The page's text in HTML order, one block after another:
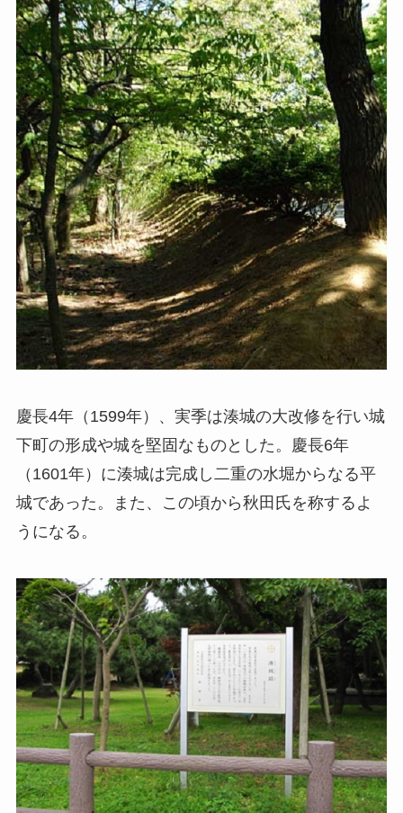
慶長4年（1599年）、実季は湊城の大改修を行い城
下町の形成や城を堅固なものとした。慶長6年
（1601年）に湊城は完成し二重の水堀からなる平
城であった。また、この頃から秋田氏を称するよ
うになる。